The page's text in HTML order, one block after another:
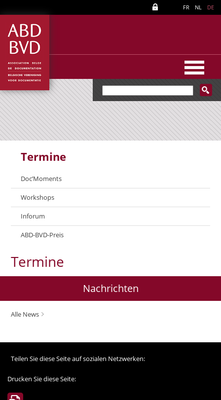
FR NL DE
Termine
Doc’Moments
Workshops
Inforum
ABD-BVD-Preis
Termine
Nachrichten
Alle News
Teilen Sie diese Seite auf sozialen Netzwerken:
Drucken Sie diese Seite: